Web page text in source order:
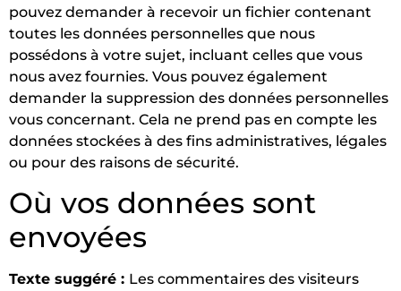
pouvez demander à recevoir un fichier contenant
toutes les données personnelles que nous
possédons à votre sujet, incluant celles que vous
nous avez fournies. Vous pouvez également
demander la suppression des données personnelles
vous concernant. Cela ne prend pas en compte les
données stockées à des fins administratives, légales
ou pour des raisons de sécurité.
Où vos données sont
envoyées
Texte suggéré : Les commentaires des visiteurs